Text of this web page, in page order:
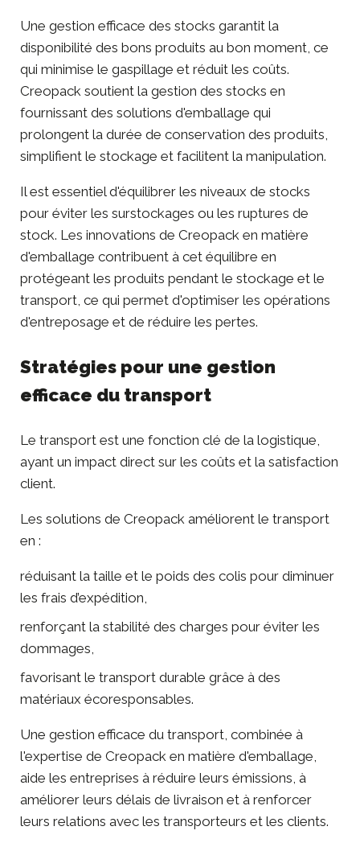
Une gestion efficace des stocks garantit la
disponibilité des bons produits au bon moment, ce
qui minimise le gaspillage et réduit les coûts.
Creopack soutient la gestion des stocks en
fournissant des solutions d'emballage qui
prolongent la durée de conservation des produits,
simplifient le stockage et facilitent la manipulation.
Il est essentiel d'équilibrer les niveaux de stocks
pour éviter les surstockages ou les ruptures de
stock. Les innovations de Creopack en matière
d'emballage contribuent à cet équilibre en
protégeant les produits pendant le stockage et le
transport, ce qui permet d'optimiser les opérations
d'entreposage et de réduire les pertes.
Stratégies pour une gestion
efficace du transport
Le transport est une fonction clé de la logistique,
ayant un impact direct sur les coûts et la satisfaction
client.
Les solutions de Creopack améliorent le transport
en :
réduisant la taille et le poids des colis pour diminuer
les frais d’expédition,
renforçant la stabilité des charges pour éviter les
dommages,
favorisant le transport durable grâce à des
matériaux écoresponsables.
Une gestion efficace du transport, combinée à
l'expertise de Creopack en matière d'emballage,
aide les entreprises à réduire leurs émissions, à
améliorer leurs délais de livraison et à renforcer
leurs relations avec les transporteurs et les clients.